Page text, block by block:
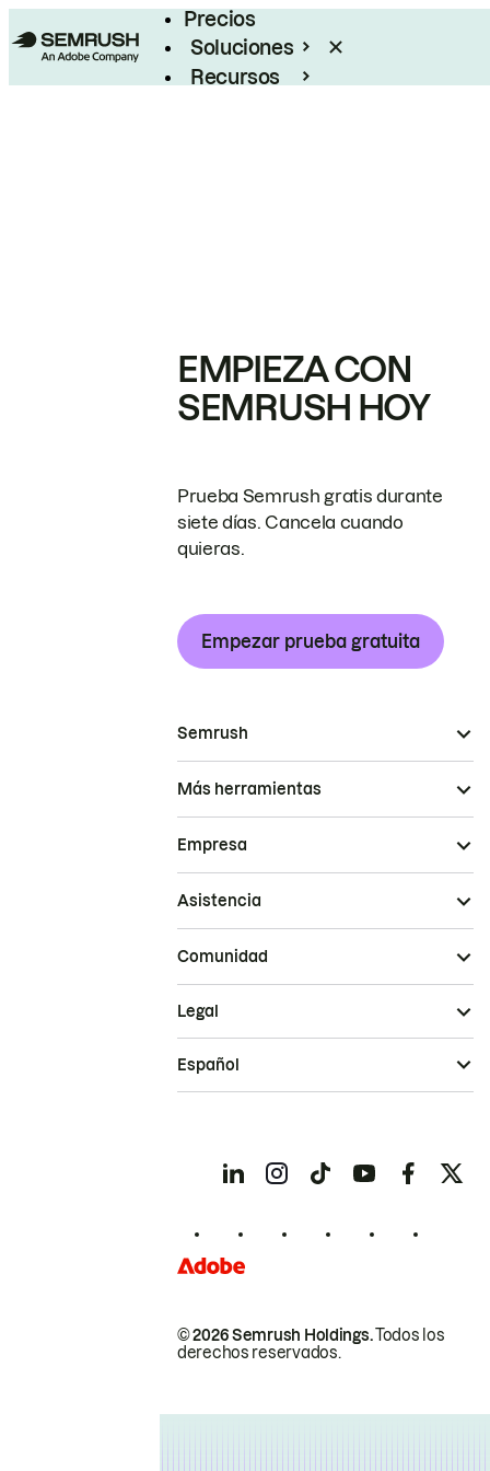
Precios
Soluciones
Recursos
EMPIEZA CON
SEMRUSH HOY
Prueba Semrush gratis durante
siete días. Cancela cuando
quieras.
Empezar prueba gratuita
Semrush
Más herramientas
Empresa
Asistencia
Comunidad
© 2026 Semrush Holdings.Todos los
derechos reservados.
Legal
Español